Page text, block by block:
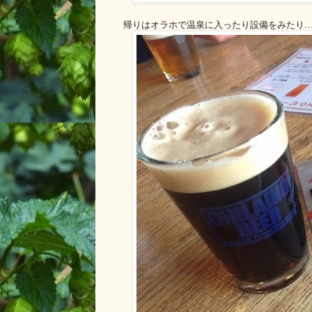
帰りはオラホで温泉に入ったり設備をみたり